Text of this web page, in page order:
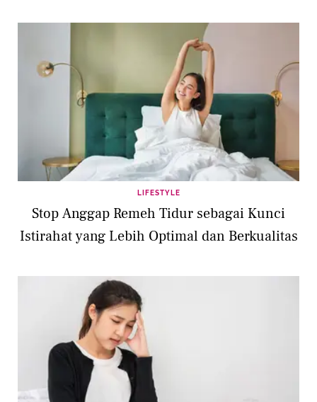
LIFESTYLE
Stop Anggap Remeh Tidur sebagai Kunci
Istirahat yang Lebih Optimal dan Berkualitas